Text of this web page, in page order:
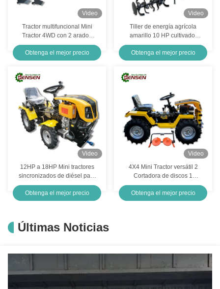
Video
Tractor multifuncional Mini
Tractor 4WD con 2 arados
enlatados con certificación
CE
Obtenga el mejor precio
Video
Tiller de energía agrícola
amarillo 10 HP cultivador
diesel diseño OEM
Obtenga el mejor precio
Video
12HP a 18HP Mini tractores
sincronizados de diésel para
agricultura con múltiples
funciones
Obtenga el mejor precio
Video
4X4 Mini Tractor versátil 2
Cortadora de discos 1
cilindro Tractor agrícola Mini
Obtenga el mejor precio
Últimas Noticias